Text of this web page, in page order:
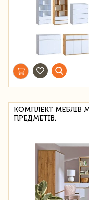
КОМПЛЕКТ МЕБЛІВ
ПРЕДМЕТІВ.